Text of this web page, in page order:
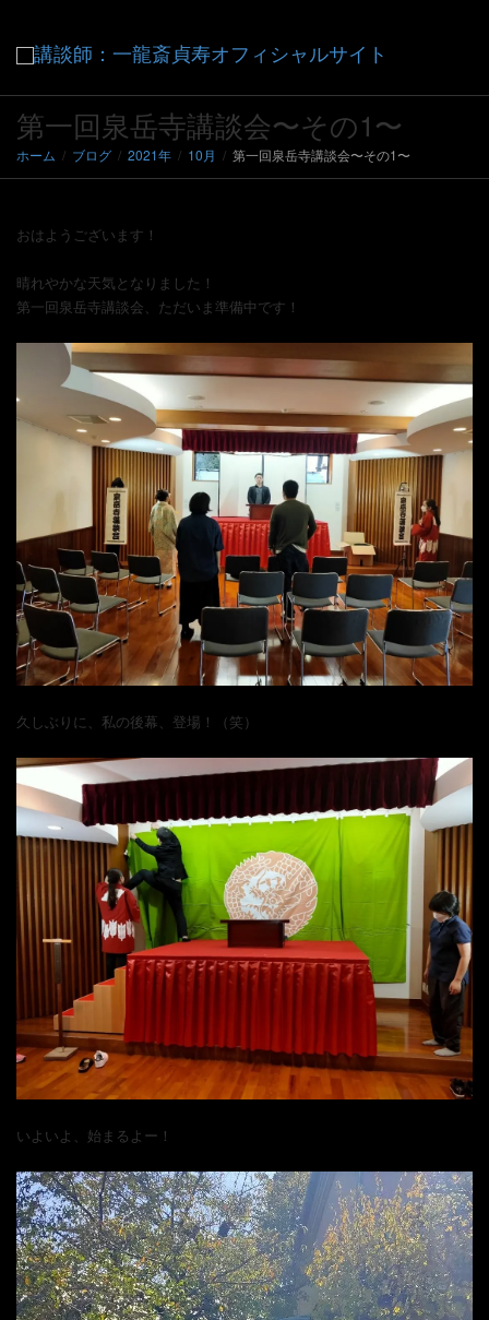
ビ
ー
ョ
ン
を
切
り
替
第一回泉岳寺講談会〜その1〜
ホーム ブログ 2021年 10月 第一回泉岳寺講談会〜その1〜
おはようございます！
晴れやかな天気となりました！
第一回泉岳寺講談会、ただいま準備中です！
久しぶりに、私の後幕、登場！（笑）
いよいよ、始まるよー！